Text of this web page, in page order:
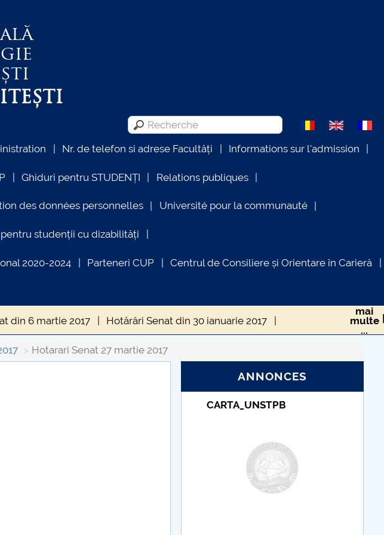
Nr. de telefon si adrese Facultăți Informations sur l'admission
Ghiduri pentru STUDENȚI Relations publiques
des données personnelles Université pour la communauté
studenții cu dizabilități
2020-2024 Parteneri CUP Centrul de Consiliere și Orientare în Carieră
din 6 martie 2017 Hotărâri Senat din 30 ianuarie 2017
24 aprilie 2017 Hotărâri Senat din 22 mai 2017
Hotărâri Senat din 27 noiembrie 2017
mai
multe
...
Hotarari Senat 27 martie 2017
ANNONCES
Taxe de școlarizare